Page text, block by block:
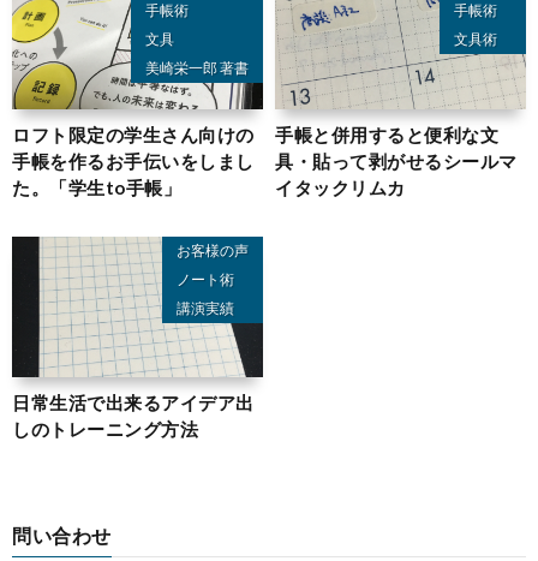
手帳術
文具
美崎栄一郎 著書
ロフト限定の学生さん向けの
手帳を作るお手伝いをしまし
た。「学生to手帳」
手帳術
文具術
手帳と併用すると便利な文
具・貼って剥がせるシールマ
イタックリムカ
お客様の声
ノート術
講演実績
日常生活で出来るアイデア出
しのトレーニング方法
問い合わせ